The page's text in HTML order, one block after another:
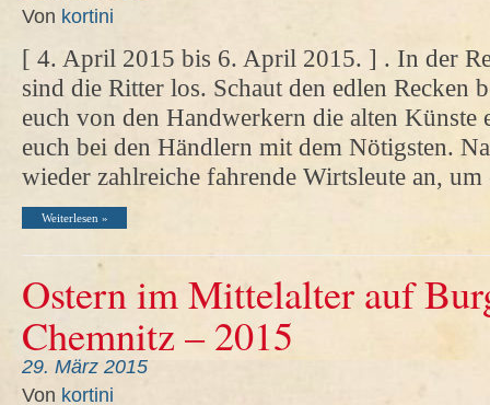
Von kortini
[ 4. April 2015 bis 6. April 2015. ] . In der
sind die Ritter los. Schaut den edlen Recken
euch von den Handwerkern die alten Künste
euch bei den Händlern mit dem Nötigsten.
wieder zahlreiche fahrende Wirtsleute an,
Weiterlesen »
Ostern im Mittelalter auf
Chemnitz – 2015
29. März 2015
Von kortini